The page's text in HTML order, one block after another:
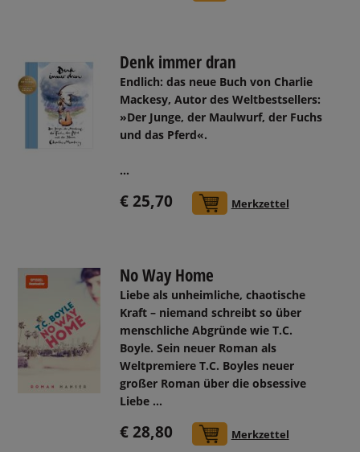
Denk immer dran
Endlich: das neue Buch von Charlie
Mackesy, Autor des Weltbestsellers:
»Der Junge, der Maulwurf, der Fuchs
und das Pferd«.
...
€ 25,70 In den Warenkorb
Merkzettel
No Way Home
Liebe als unheimliche, chaotische
Kraft – niemand schreibt so über
menschliche Abgründe wie T.C.
Boyle. Sein neuer Roman als
Weltpremiere T.C. Boyles neuer
großer Roman über die obsessive
Liebe ...
€ 28,80 In den Warenkorb
Merkzettel